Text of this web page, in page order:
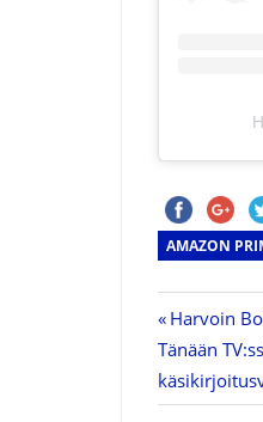
AMAZON
selaus
Previous
Post:
Harvoin
Next
Post:
Tänään